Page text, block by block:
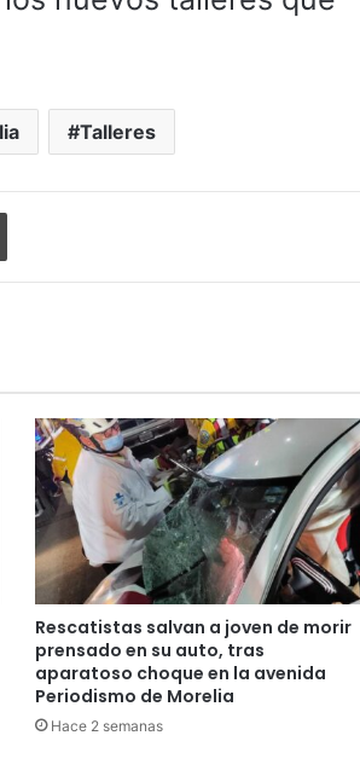
Talleres
Imprimir
Rescatistas salvan a joven de morir
prensado en su auto, tras
aparatoso choque en la avenida
Periodismo de Morelia
Hace 2 semanas